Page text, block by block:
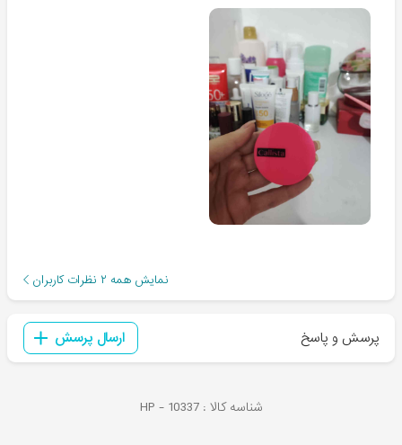
نمایش همه ۲ نظرات کاربران
پرسش و پاسخ ارسال پرسش
شناسه کالا : HP - 10337